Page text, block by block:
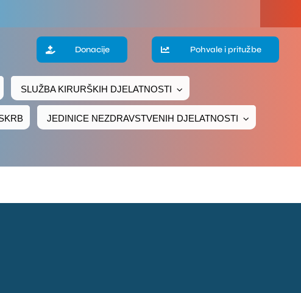
Donacije Pohvale i pritužbe
SLUŽBA KIRURŠKIH DJELATNOSTI
JEDINICE NEZDRAVSTVENIH DJELATNOSTI